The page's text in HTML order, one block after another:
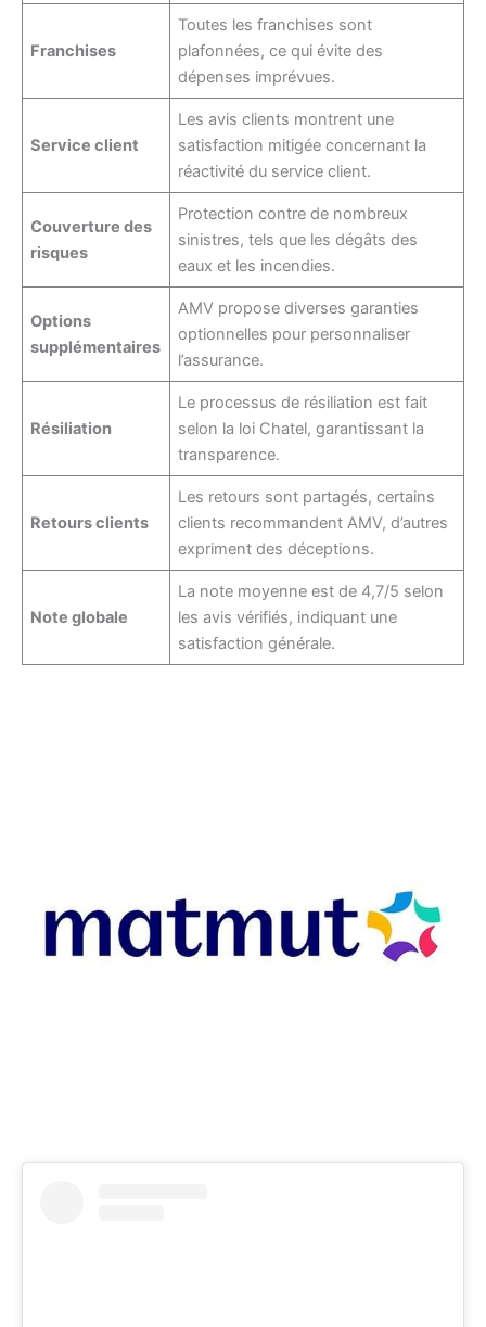
Franchises
Toutes les franchises sont
plafonnées, ce qui évite des
dépenses imprévues.
Service client
Les avis clients montrent une
satisfaction mitigée concernant la
réactivité du service client.
Couverture des
risques
Protection contre de nombreux
sinistres, tels que les dégâts des
eaux et les incendies.
Options
supplémentaires
AMV propose diverses garanties
optionnelles pour personnaliser
l’assurance.
Résiliation
Le processus de résiliation est fait
selon la loi Chatel, garantissant la
transparence.
Retours clients
Les retours sont partagés, certains
clients recommandent AMV, d’autres
expriment des déceptions.
Note globale
La note moyenne est de 4,7/5 selon
les avis vérifiés, indiquant une
satisfaction générale.